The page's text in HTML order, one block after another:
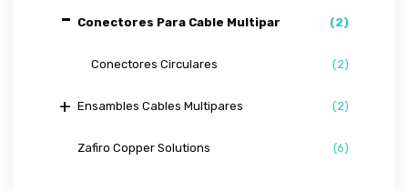
Conectores Para Cable Multipar (2)
Conectores Circulares (2)
Ensambles Cables Multipares (2)
Zafiro Copper Solutions (6)